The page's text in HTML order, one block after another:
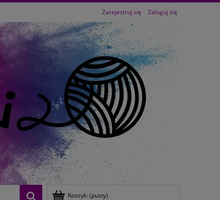
Zarejestruj się Zaloguj się
Koszyk: (pusty)